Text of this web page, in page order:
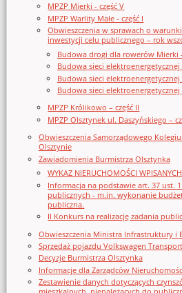
MPZP Mierki - część V
MPZP Warlity Małe - część I
Obwieszczenia w sprawach o
inwestycji celu publicznego – rok
Budowa drogi dla rowerów Mierki
Budowa sieci
Budowa sieci elektroenergetycznej
Budowa sieci elektroenergetycznej
MPZP Królikowo – część II
MPZP Olsztynek ul. Daszyńskiego –
Obwieszczenia Samorządowego
Olsztynie
Zawiadomienia Burmistrza Olsztynka
WYKAZ NIERUCHOMOŚCI
Informacja na podstawie art. 37 ust.
publicznych - m.in. wykonanie
publiczna.
II Konkurs na realizację zadania
Obwieszczenia Ministra Infrastruktury i
Sprzedaż pojazdu Volkswagen
Decyzje Burmistrza Olsztynka
Informacje dla Zarządców
Zestawienie danych dotyczących